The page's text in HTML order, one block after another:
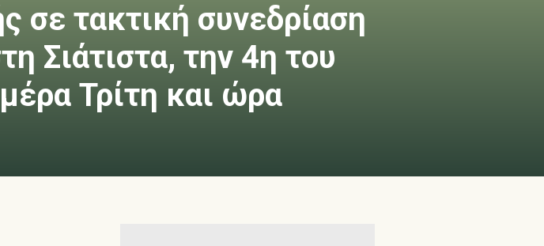
σε τακτική συνεδρίαση
Σιάτιστα, την 4η του
Τρίτη και ώρα